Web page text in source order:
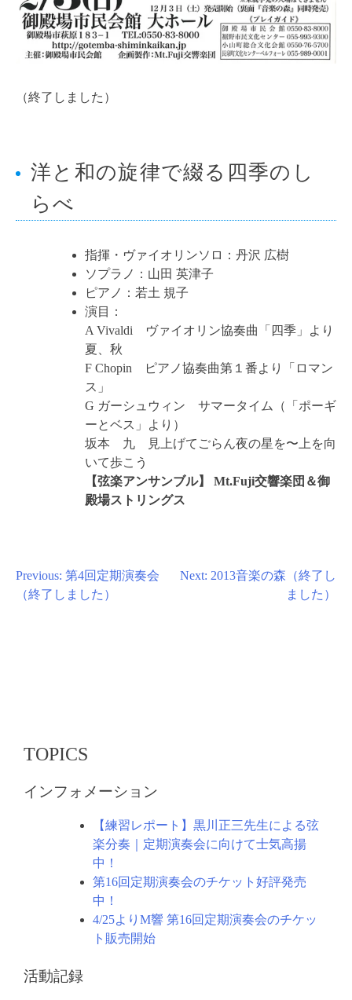
（終了しました）
洋と和の旋律で綴る四季のし
らべ
指揮・ヴァイオリンソロ：丹沢 広樹
ソプラノ：山田 英津子
ピアノ：若土 規子
演目：
A Vivaldi ヴァイオリン協奏曲「四季」より
夏、秋
F Chopin ピアノ協奏曲第１番より「ロマン
ス」
G ガーシュウィン サマータイム（「ポーギ
ーとベス」より）
坂本 九 見上げてごらん夜の星を〜上を向
いて歩こう
【弦楽アンサンブル】 Mt.Fuji交響楽団＆御
殿場ストリングス
投
稿
ョ
Previous: 第4回定期演奏会
（終了しました）
Next: 2013音楽の森（終了し
ました）
TOPICS
インフォメーション
【練習レポート】黒川正三先生による弦
楽分奏｜定期演奏会に向けて士気高揚
中！
第16回定期演奏会のチケット好評発売
中！
4/25よりM響 第16回定期演奏会のチケッ
ト販売開始
活動記録